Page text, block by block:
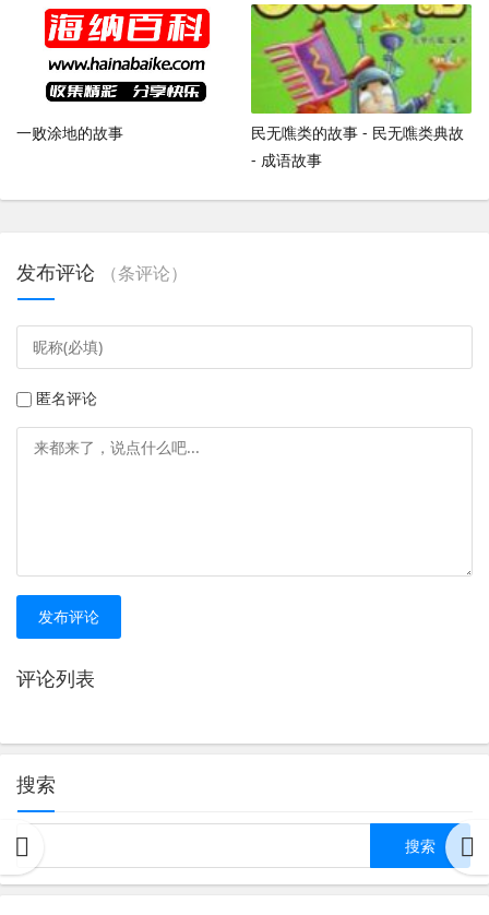
一败涂地的故事
民无噍类的故事 - 民无噍类典故
- 成语故事
发布评论 （条评论）
匿名评论
发布评论
评论列表
搜索